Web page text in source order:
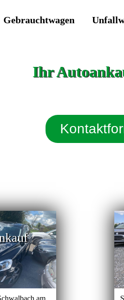
Gebrauchtwagen
Ihr
am